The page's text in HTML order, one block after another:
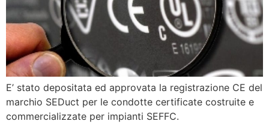
E’ stato depositata ed approvata la registrazione CE del
marchio SEDuct per le condotte certificate costruite e
commercializzate per impianti SEFFC.